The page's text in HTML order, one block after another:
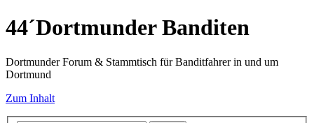
44´Dortmunder Banditen
Dortmunder Forum & Stammtisch für Banditfahrer in und um
Dortmund
Zum Inhalt